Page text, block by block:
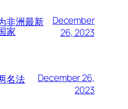
非洲最新
家
December
26, 2023
名法
December 26,
2023